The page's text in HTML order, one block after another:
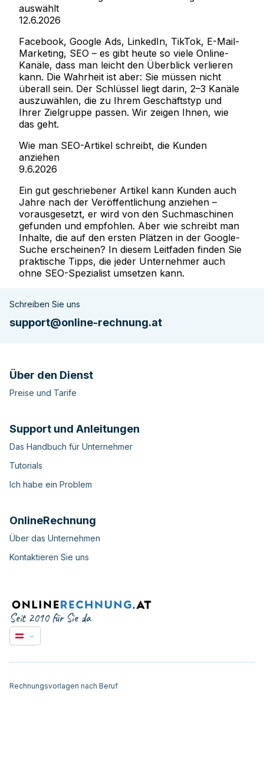
auswählt
12.6.2026
Facebook, Google Ads, LinkedIn, TikTok, E-Mail-
Marketing, SEO – es gibt heute so viele Online-
Kanäle, dass man leicht den Überblick verlieren
kann. Die Wahrheit ist aber: Sie müssen nicht
überall sein. Der Schlüssel liegt darin, 2–3 Kanäle
auszuwählen, die zu Ihrem Geschäftstyp und
Ihrer Zielgruppe passen. Wir zeigen Ihnen, wie
das geht.
Wie man SEO-Artikel schreibt, die Kunden
anziehen
9.6.2026
Ein gut geschriebener Artikel kann Kunden auch
Jahre nach der Veröffentlichung anziehen –
vorausgesetzt, er wird von den Suchmaschinen
gefunden und empfohlen. Aber wie schreibt man
Inhalte, die auf den ersten Plätzen in der Google-
Suche erscheinen? In diesem Leitfaden finden Sie
praktische Tipps, die jeder Unternehmer auch
ohne SEO-Spezialist umsetzen kann.
Schreiben Sie uns
support@online-rechnung.at
Über den Dienst
Preise und Tarife
Support und Anleitungen
Das Handbuch für Unternehmer
Tutorials
Ich habe ein Problem
OnlineRechnung
Über das Unternehmen
Kontaktieren Sie uns
Seit 2010 für Sie da
Rechnungsvorlagen nach Beruf